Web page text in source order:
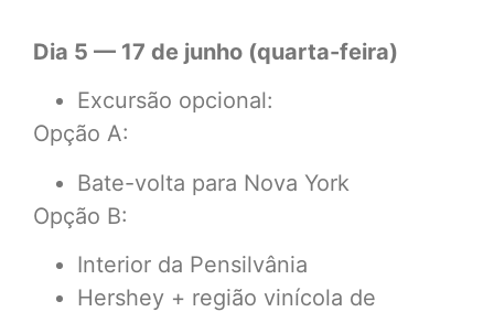
Dia 5 — 17 de junho (quarta-feira)
Excursão opcional:
Opção A:
Bate-volta para Nova York
Opção B:
Interior da Pensilvânia
Hershey + região vinícola de